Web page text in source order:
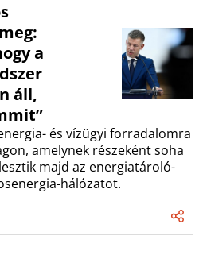
a
áll,
és vízügyi forradalomra
amelynek részeként soha
majd az energiatároló-
hálózatot.